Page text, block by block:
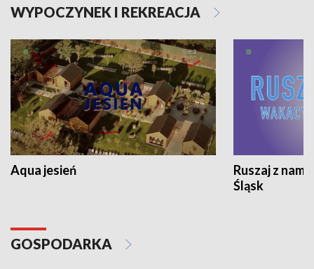
WYPOCZYNEK I REKREACJA
Aqua jesień
Ruszaj z
Śląsk
GOSPODARKA